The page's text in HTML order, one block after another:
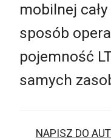
mobilnej
sposób
pojemność
samych
NAPISZ DO